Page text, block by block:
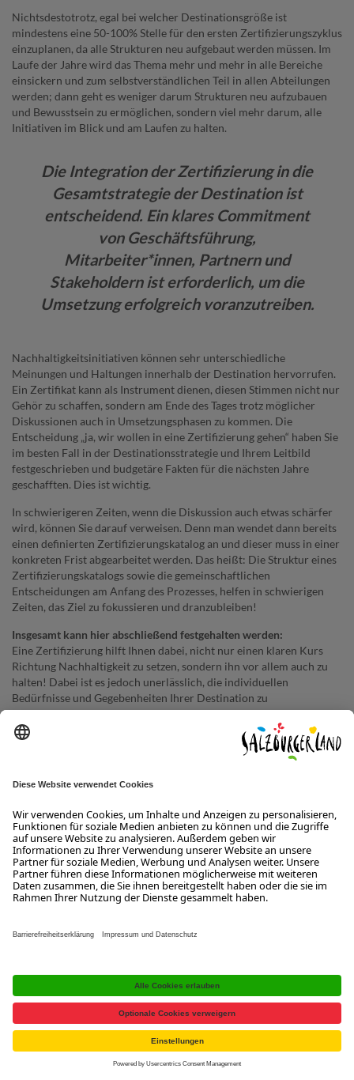
Nichtsdestotrotz, egal bei welcher Destinationsgröße ist
mindestens eine 50-100% Stelle für den ersten Zertifizierungszyklus
einzuplanen, da alle Strukturen neu aufgebaut werden müssen. Im
Laufe der Jahre wird das Thema mehr und mehr in alle Bereiche
einsickern und zum selbstverständlichen Teil in allen Abteilungen
werden; dann geht es weniger darum Strukturen neu aufzubauen
und Bewusstsein zu ermöglichen, sondern viel mehr darum, alle
Initiativen im Blick und am Laufen zu halten.
Die Integration der Zertifizierung in die
Gesamtstrategie der Destination ist
entscheidend. Ein klares Commitment
von Geschäftsführung,
Mitarbeiter*innen, Partnern und
Stakeholdern ist erforderlich, um die
Umsetzung erfolgreich voranzutreiben.
Nachhaltigkeitsinitiativen können sehr unterschiedliche
Meinungen und Haltungen innerhalb der Destination hervorrufen.
Ein Zertifikat kann als Instrument dienen, diesen Stimmen nicht nur
Gehör zu schaffen, sondern am Ende des Tages trotz möglicher
Diskussionen auch in Umsetzungsphasen zu kommen. Die
Entscheidung „ja, wir wollen in eine Zertifizierung gehen“ haben Sie
im besten Fall in der Destinationsstrategie und Ihrem Leitbild
festgeschrieben und budgetäre Fakten für die nächsten Jahre
geschafften. Dies ist wichtig.
In schwierigeren Zeiten, wenn die Diskussion auch etwas schärfer
wird, können Sie darauf verweisen. Denn man wendet dann bereits
einen definierten Zertifizierungskatalog an und dieser muss in einer
konkreten Frist abgearbeitet werden. Das heißt: Die Struktur eines
Zertifizierungskatalogs sowie die gemeinschaftlichen
Entscheidungen am Anfang des Prozesses, helfen in schwierigen
Zeiten, das Ziel zu fokussieren und dranzubleiben!
Insgesamt kann hier abschließend festgehalten werden:
Eine Zertifizierung hilft Ihnen dabei, nicht nur einen klaren Kurs
Richtung Nachhaltigkeit zu setzen, sondern ihn vor allem auch zu
halten! Dabei ist es jedoch unerlässlich, die individuellen
Bedürfnisse und Gegebenheiten Ihrer Destination zu
berücksichtigen und sicherzustellen, dass eine Zertifizierung in
Einklang mit den langfristigen Zielen der Destination steht.